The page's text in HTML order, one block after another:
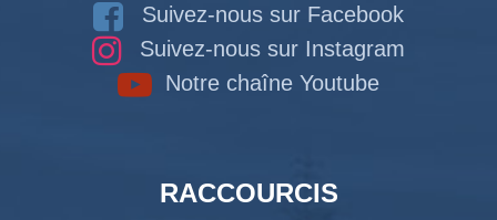
Suivez-nous sur Facebook
Suivez-nous sur Instagram
Notre chaîne Youtube
RACCOURCIS